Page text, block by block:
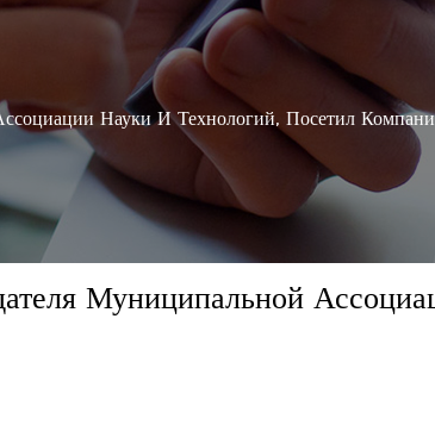
Науки И Технологий, Посетил
Муниципальной